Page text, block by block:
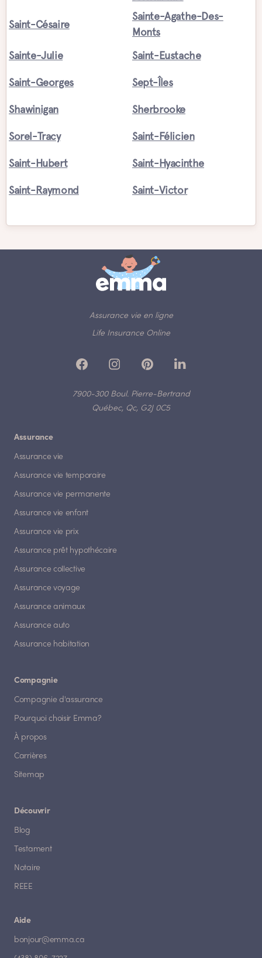
Saint-Césaire
Sainte-Agathe-Des-
Monts
Sainte-Julie
Saint-Eustache
Saint-Georges Sept-Îles
Shawinigan Sherbrooke
Sorel-Tracy Saint-Félicien
Saint-Hubert Saint-Hyacinthe
Saint-Raymond Saint-Victor
Assurance vie en ligne
Life Insurance Online
7900-300 Boul. Pierre-Bertrand
Québec, Qc, G2J 0C5
Assurance
Assurance vie
Assurance vie temporaire
Assurance vie permanente
Assurance vie enfant
Assurance vie prix
Assurance prêt hypothécaire
Assurance collective
Assurance voyage
Assurance animaux
Assurance auto
Assurance habitation
Compagnie
Compagnie d'assurance
Pourquoi choisir Emma?
À propos
Carrières
Sitemap
Découvrir
Blog
Testament
Notaire
REEE
Aide
bonjour@emma.ca